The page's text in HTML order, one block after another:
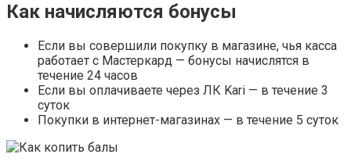
Как начисляются бонусы
Если вы совершили покупку в магазине, чья касса
работает с Мастеркард — бонусы начислятся в
течение 24 часов
Если вы оплачиваете через ЛК Kari — в течение 3
суток
Покупки в интернет-магазинах — в течение 5 суток